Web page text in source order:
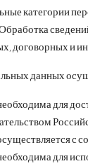
категории
договорных и
данных
для
с
для